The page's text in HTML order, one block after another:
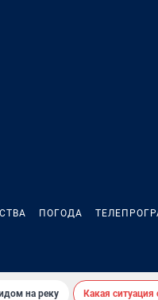
ПОГОДА
на реку Какая